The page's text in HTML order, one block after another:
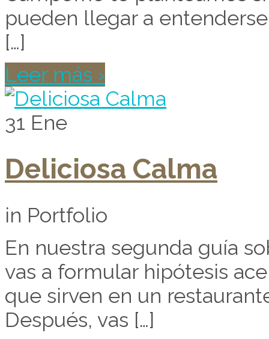
pueden llegar a
[…]
Leer más ›
31 Ene
Deliciosa Calma
in Portfolio
En nuestra segunda guía
vas a formular hipótesis
que sirven en un
Después, vas […]